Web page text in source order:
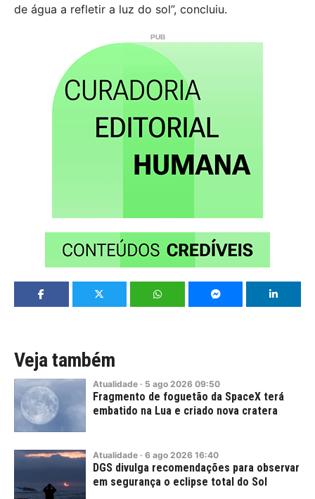
de água a refletir a luz do sol”, concluiu.
Veja também
Atualidade · 5 ago 2026 09:50
Fragmento de foguetão da SpaceX terá
embatido na Lua e criado nova cratera
Atualidade · 6 ago 2026 16:40
DGS divulga recomendações para observar
em segurança o eclipse total do Sol